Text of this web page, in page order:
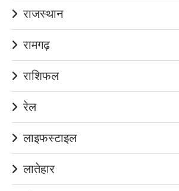
राजस्थान
रामगढ़
राशिफल
रेल
लाइफस्टाइल
लातेहार